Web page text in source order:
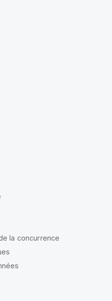
la concurrence